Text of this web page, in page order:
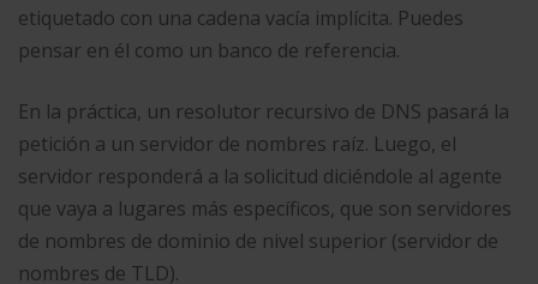
etiquetado con una cadena vacía implícita. Puedes
pensar en él como un banco de referencia.
En la práctica, un resolutor recursivo de DNS pasará la
petición a un servidor de nombres raíz. Luego, el
servidor responderá a la solicitud diciéndole al agente
que vaya a lugares más específicos, que son servidores
de nombres de dominio de nivel superior (servidor de
nombres de TLD).